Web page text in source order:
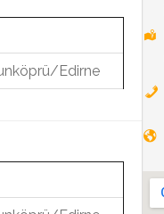
Edirne